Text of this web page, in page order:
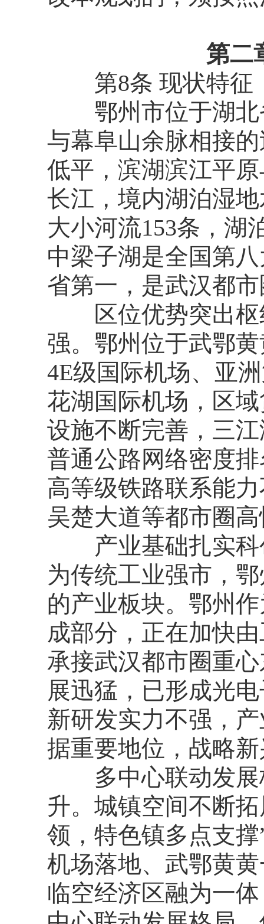
第二
第8条 现状特征
鄂州市位于湖北
与幕阜山余脉相接
低平，滨湖滨江平
长江，境内湖泊湿
大小河流153条，湖
中梁子湖是全国第
省第一，是武汉都
区位优势突出枢
强。鄂州位于武鄂
4E级国际机场、亚
花湖国际机场，区
设施不断完善，三
普通公路网络密度
高等级铁路联系能
吴楚大道等都市圈
产业基础扎实科
为传统工业强市，
的产业板块。鄂州
成部分，正在加快
承接武汉都市圈重
展迅猛，已形成光
新研发实力不强，
据重要地位，战略
多中心联动发展
升。城镇空间不断
领，特色镇多点支
机场落地、武鄂黄
临空经济区融为一